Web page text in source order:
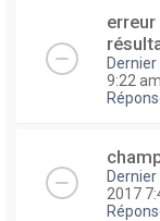
9:22 am
2017